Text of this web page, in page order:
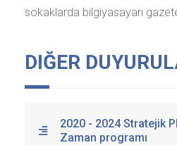
sokaklarda bilgiyasayarı
DIĞER
2020 - 2024 Stratejik
Zaman programı